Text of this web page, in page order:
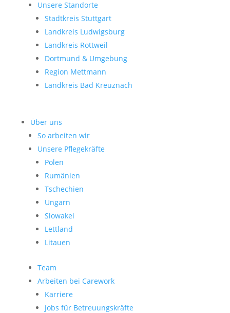
Unsere Standorte
Stadtkreis Stuttgart
Landkreis Ludwigsburg
Landkreis Rottweil
Dortmund & Umgebung
Region Mettmann
Landkreis Bad Kreuznach
Über uns
So arbeiten wir
Unsere Pflegekräfte
Polen
Rumänien
Tschechien
Ungarn
Slowakei
Lettland
Litauen
Team
Arbeiten bei Carework
Karriere
Jobs für Betreuungskräfte